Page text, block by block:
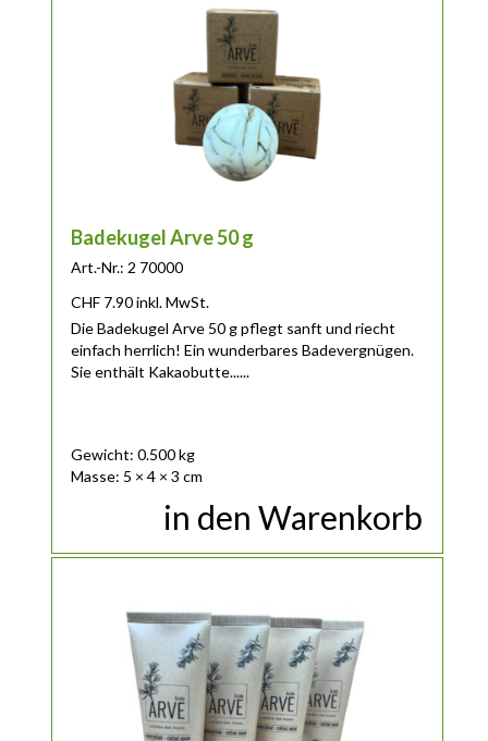
Badekugel Arve 50 g
Art.-Nr.: 2 70000
CHF 7.90 inkl. MwSt.
Die Badekugel Arve 50 g pflegt sanft und riecht
einfach herrlich! Ein wunderbares Badevergnügen.
Sie enthält Kakaobutte......
Gewicht: 0.500 kg
Masse: 5 × 4 × 3 cm
in den Warenkorb